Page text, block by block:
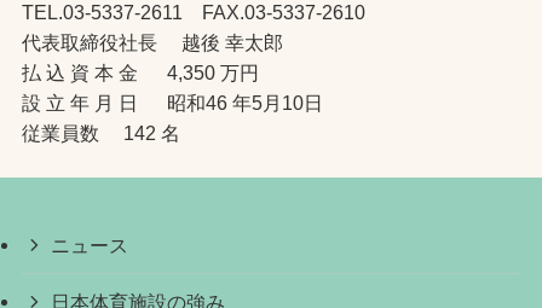
TEL.03-5337-2611 FAX.03-5337-2610
代表取締役社長 越後 幸太郎
払 込 資 本 金 4,350 万円
設 立 年 月 日 昭和46 年5月10日
従業員数 142 名
ニュース
日本体育施設の強み